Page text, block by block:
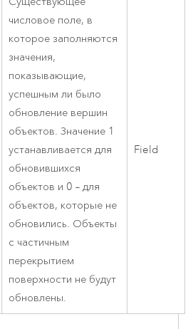
числовое поле, в
которое заполняются
значения,
показывающие,
успешным ли было
обновление вершин
объектов. Значение 1
устанавливается для
обновившихся
объектов и 0 – для
объектов, которые не
обновились. Объекты
с частичным
перекрытием
поверхности не будут
обновлены.
Field